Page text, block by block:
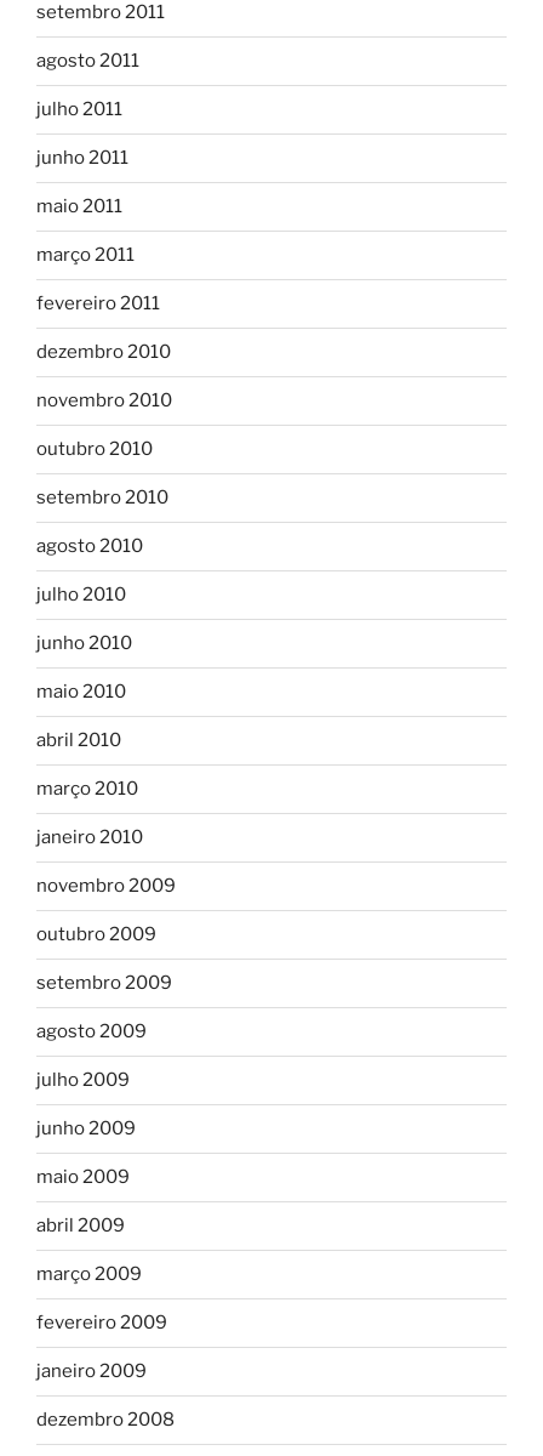
setembro 2011
agosto 2011
julho 2011
junho 2011
maio 2011
março 2011
fevereiro 2011
dezembro 2010
novembro 2010
outubro 2010
setembro 2010
agosto 2010
julho 2010
junho 2010
maio 2010
abril 2010
março 2010
janeiro 2010
novembro 2009
outubro 2009
setembro 2009
agosto 2009
julho 2009
junho 2009
maio 2009
abril 2009
março 2009
fevereiro 2009
janeiro 2009
dezembro 2008